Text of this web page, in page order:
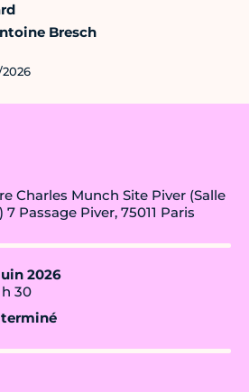
Charles Munch Site Piver (Salle
7 Passage Piver, 75011 Paris
2026
h 30
Bresch